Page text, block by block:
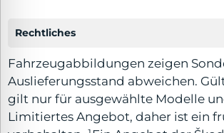
Rechtliches
Fahrzeugabbildungen zeigen
Auslieferungsstand abweichen.
gilt nur für ausgewählte Modelle
Limitiertes Angebot, daher ist ein